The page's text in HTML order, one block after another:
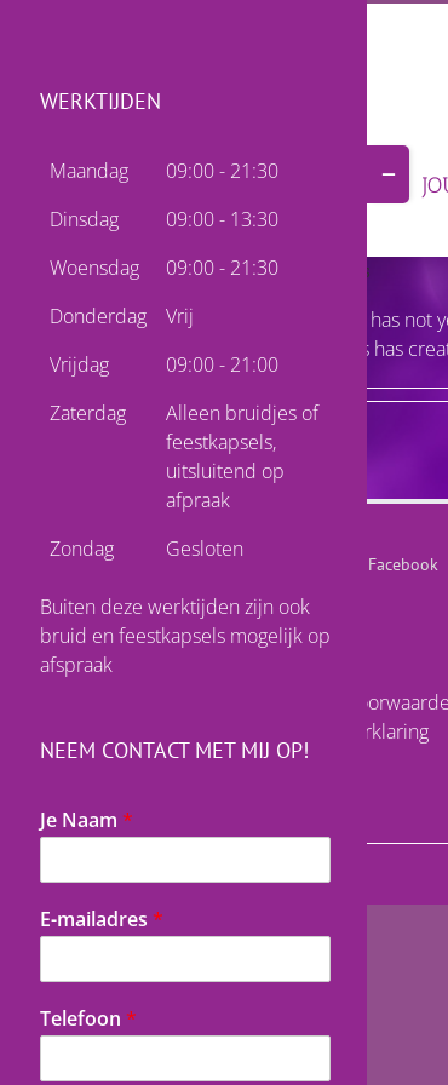
HOME
About Niels
This author has
So far Niels has
Vind mij op Facebook
Algemene
Privacyverklaring
Toggle
Sliding
WERKTIJDEN
Maandag
09:00 - 21:30
Dinsdag
09:00 - 13:30
Woensdag
09:00 - 21:30
Donderdag
Vrij
Vrijdag
09:00 - 21:00
Zaterdag
Alleen bruidjes of
feestkapsels,
uitsluitend op
afpraak
Zondag
Gesloten
Buiten deze werktijden zijn ook
bruid en feestkapsels mogelijk op
afspraak
NEEM CONTACT MET MIJ OP!
Je Naam *
J
e
-
a
l
E-mailadres *
Telefoon *